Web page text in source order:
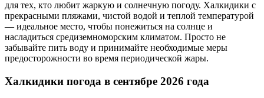
для тех, кто любит жаркую и солнечную погоду. Халкидики с
прекрасными пляжами, чистой водой и теплой температурой
— идеальное место, чтобы понежиться на солнце и
насладиться средиземноморским климатом. Просто не
забывайте пить воду и принимайте необходимые меры
предосторожности во время периодической жары.
Халкидики погода в сентябре 2026 года